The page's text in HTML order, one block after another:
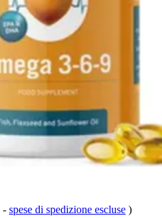
- spese di spedizione escluse )